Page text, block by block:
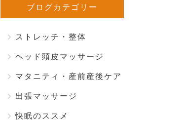
ブログカテゴリー
ストレッチ・整体
ヘッド頭皮マッサージ
マタニティ・産前産後ケア
出張マッサージ
快眠のススメ